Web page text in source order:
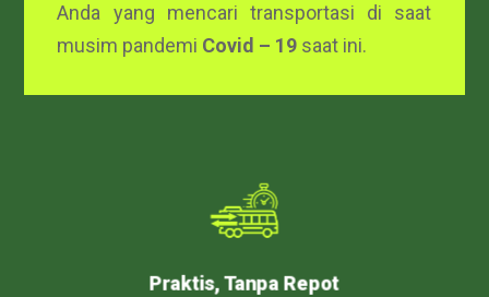
Anda yang mencari transportasi di saat
musim pandemi Covid – 19 saat ini.
24/7 Customer Care